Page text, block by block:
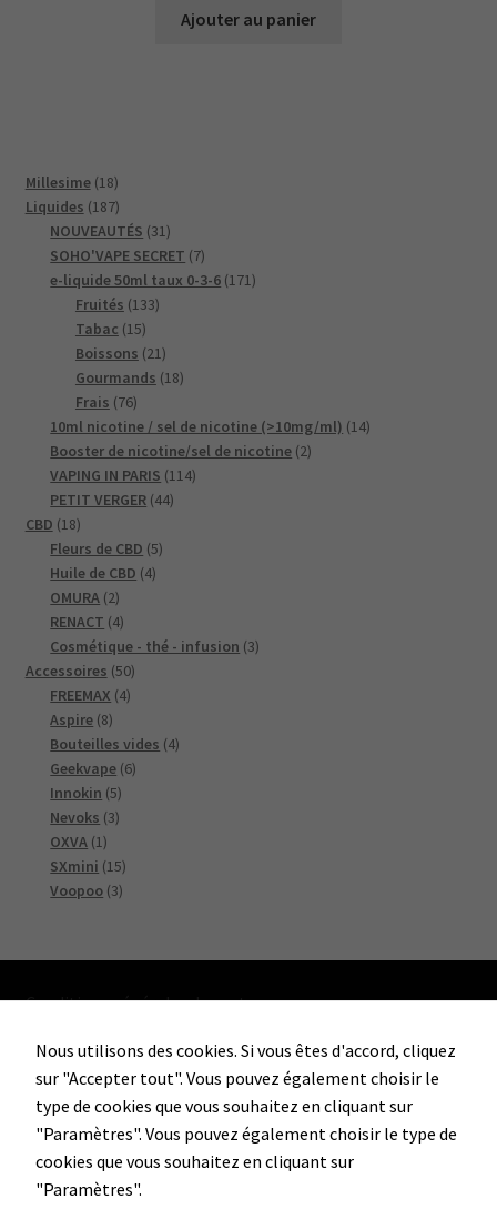
Ajouter au panier
Millesime 1818
produits
Liquides 187187
produits
NOUVEAUTÉS 3131
produits
SOHO'VAPE SECRET 77
produits
e-liquide 50ml taux 0-3-6 171171
Fruités 133133
Tabac 1515
produits
Boissons 2121
produits
Gourmands 1818
Frais 7676
produits
10ml nicotine / sel de nicotine (>10mg/ml) 1414
Booster de nicotine/sel de nicotine 22
VAPING IN PARIS 114114
PETIT VERGER 4444
CBD 1818
produits
Fleurs de CBD 55
Huile de CBD 44
OMURA 22
produits
RENACT 44
produits
Cosmétique - thé - infusion 33
Accessoires 5050
produits
FREEMAX 44
Aspire 88
produits
Bouteilles vides 44
Geekvape 66
Innokin 55
produits
Nevoks 33
OXVA 11
produit
SXmini 1515
produits
Voopoo 33
Conditions générales de vente
Facebook
Instagram
Soho'Vape Sàrl
Nous utilisons des cookies. Si vous êtes d'accord, cliquez
sur "Accepter tout". Vous pouvez également choisir le
type de cookies que vous souhaitez en cliquant sur
"Paramètres". Vous pouvez également choisir le type de
cookies que vous souhaitez en cliquant sur
"Paramètres".